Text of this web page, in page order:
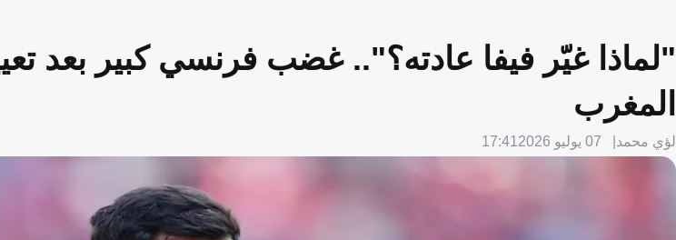
"لماذا غيّر فيفا عادته؟".. غضب فرنسي كبير بعد
المغرب
لؤي محمد 07 يوليو 2026 17:41